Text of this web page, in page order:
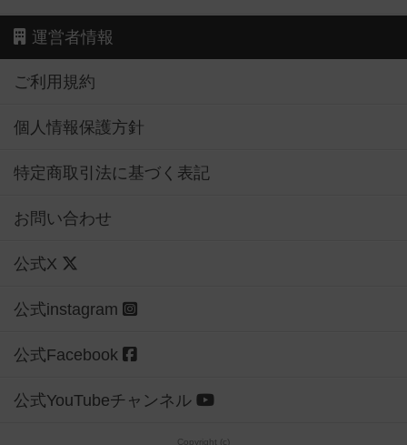
運営者情報
ご利用規約
個人情報保護方針
特定商取引法に基づく表記
お問い合わせ
公式X
公式instagram
公式Facebook
公式YouTubeチャンネル
Copyright (c)